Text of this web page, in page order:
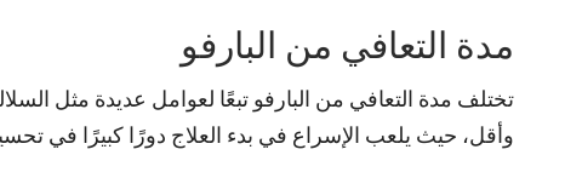
مدة التعافي من البارفو
تختلف مدة التعافي من البارفو تبعًا لعوامل عديدة مثل
وأقل، حيث يلعب الإسراع في بدء العلاج دورًا كبيرًا في